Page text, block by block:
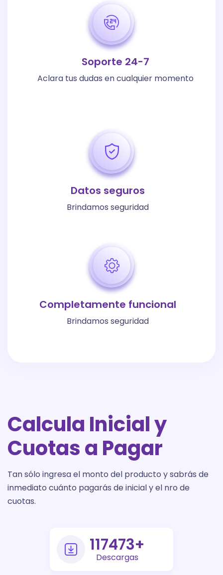
Datos seguros
Brindamos seguridad
Completamente funcional
Brindamos seguridad
Soporte 24-7
Aclara tus dudas en cualquier momento
Calcula Inicial y
Cuotas a Pagar
Tan sólo ingresa el monto del producto y sabrás de
inmediato cuánto pagarás de inicial y el nro de
cuotas.
145000
Descargas